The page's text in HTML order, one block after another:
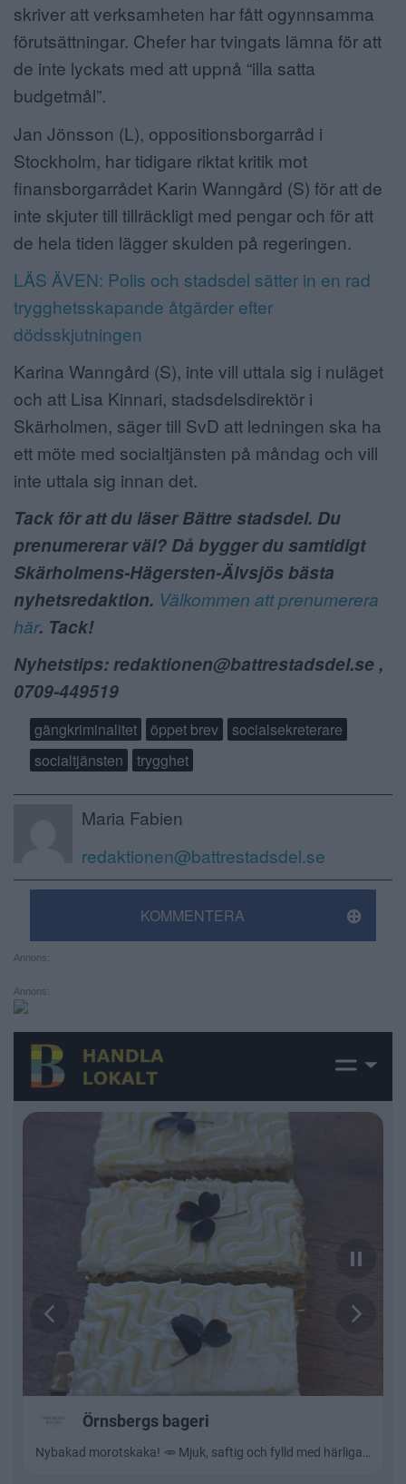
skriver att verksamheten har fått ogynnsamma
förutsättningar. Chefer har tvingats lämna för att
de inte lyckats med att uppnå “illa satta
budgetmål”.
Jan Jönsson (L), oppositionsborgarråd i
Stockholm, har tidigare riktat kritik mot
finansborgarrådet Karin Wanngård (S) för att de
inte skjuter till tillräckligt med pengar och för att
de hela tiden lägger skulden på regeringen.
LÄS ÄVEN: Polis och stadsdel sätter in en rad
trygghetsskapande åtgärder efter
dödsskjutningen
Karina Wanngård (S), inte vill uttala sig i nuläget
och att Lisa Kinnari, stadsdelsdirektör i
Skärholmen, säger till SvD att ledningen ska ha
ett möte med socialtjänsten på måndag och vill
inte uttala sig innan det.
Tack för att du läser Bättre stadsdel. Du
prenumererar väl? Då bygger du samtidigt
Skärholmens-Hägersten-Älvsjös bästa
nyhetsredaktion. Välkommen att prenumerera
här. Tack!
Nyhetstips: redaktionen@battrestadsdel.se ,
0709-449519
gängkriminalitet öppet brev
socialsekreterare
socialtjänsten
trygghet
Maria Fabien
redaktionen@battrestadsdel.se
KOMMENTERA
Annons:
Annons: